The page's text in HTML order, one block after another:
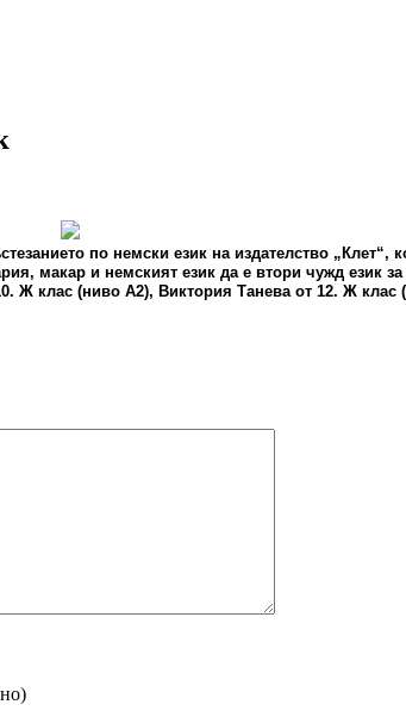
по немски език на издателство
макар и немският език да е втори чужд език за
Ж клас (ниво А2), Виктория Танева от 12. Ж